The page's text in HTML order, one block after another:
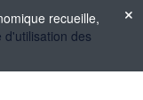
recueille,
d'utilisation des